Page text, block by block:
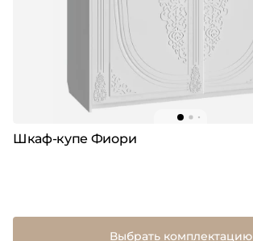
Шкаф-купе Фиори
Выбрать комплектацию